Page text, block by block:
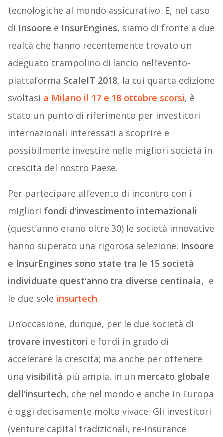
tecnologiche al mondo assicurativo. E, nel caso
di Insoore e InsurEngines, siamo di fronte a due
realtà che hanno recentemente trovato un
adeguato trampolino di lancio nell’evento-
piattaforma ScaleIT 2018, la cui quarta edizione
svoltasi a Milano il 17 e 18 ottobre scorsi, è
stato un punto di riferimento per investitori
internazionali interessati a scoprire e
possibilmente investire nelle migliori società in
crescita del nostro Paese.
Per partecipare all’evento di incontro con i
migliori fondi d’investimento internazionali
(quest’anno erano oltre 30) le società innovative
hanno superato una rigorosa selezione: Insoore
e InsurEngines sono state tra le 15 società
individuate quest’anno tra diverse centinaia, e
le due sole insurtech.
Un’occasione, dunque, per le due società di
trovare investitori e fondi in grado di
accelerare la crescita; ma anche per ottenere
una visibilità più ampia, in un mercato globale
dell’insurtech, che nel mondo e anche in Europa
è oggi decisamente molto vivace. Gli investitori
(venture capital tradizionali, re-insurance